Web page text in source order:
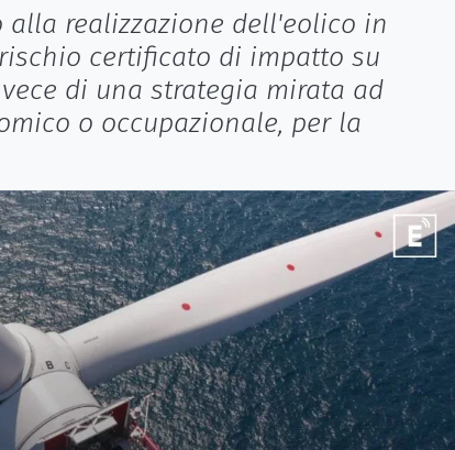
alla realizzazione dell'eolico in
certificato di impatto su
di una strategia mirata ad
o occupazionale, per la